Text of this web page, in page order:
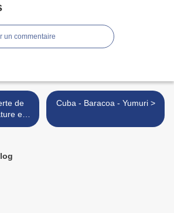
un commentaire
et
Cuba - Baracoa - Yumuri >